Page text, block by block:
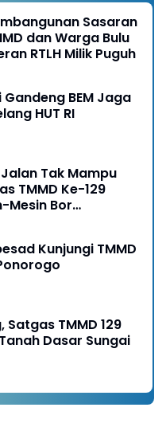
Sasaran
dan Warga Bulu
RTLH Milik Puguh
BEM Jaga
HUT RI
Tak Mampu
TMMD Ke-129
Mesin Bor
Kunjungi TMMD
Satgas TMMD 129
Dasar Sungai